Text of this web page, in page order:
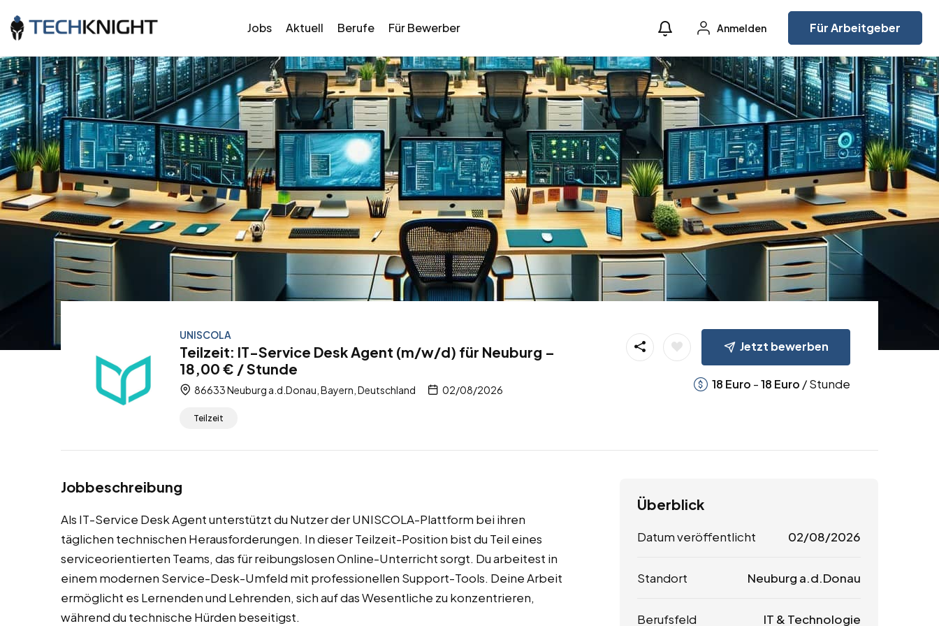
Jobs Aktuell Berufe Für Bewerber Anmelden Für Arbeitgeber
UNISCOLA
Teilzeit: IT-Service Desk Agent (m/w/d) für Neuburg –
18,00 € / Stunde
86633 Neuburg a.d.Donau, Bayern, Deutschland 02/08/2026
Teilzeit
Jetzt bewerben
18 Euro -18 Euro / Stunde
Jobbeschreibung
Als IT-Service Desk Agent unterstützt du Nutzer der UNISCOLA-Plattform bei ihren
täglichen technischen Herausforderungen. In dieser Teilzeit-Position bist du Teil eines
serviceorientierten Teams, das für reibungslosen Online-Unterricht sorgt. Du arbeitest in
einem modernen Service-Desk-Umfeld mit professionellen Support-Tools. Deine Arbeit
ermöglicht es Lernenden und Lehrenden, sich auf das Wesentliche zu konzentrieren,
während du technische Hürden beseitigst.
Überblick
Datum veröffentlicht 02/08/2026
Standort Neuburg a.d.Donau
Berufsfeld IT & Technologie